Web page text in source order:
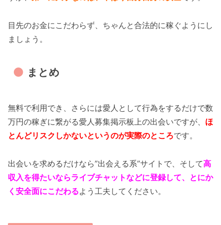
目先のお金にこだわらず、ちゃんと合法的に稼ぐようにし
ましょう。
まとめ
無料で利用でき、さらには愛人として行為をするだけで数
万円の稼ぎに繋がる愛人募集掲示板上の出会いですが、 ほ
とんどリスクしかないというのが実際のところです。
出会いを求めるだけなら”出会える系”サイトで、そして高
収入を得たいならライブチャットなどに登録して、とにか
く安全面にこだわるよう工夫してください。